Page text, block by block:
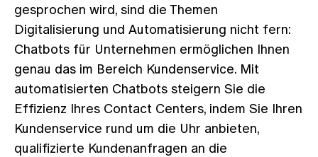
gesprochen wird, sind die Themen
Digitalisierung und Automatisierung nicht fern:
Chatbots für Unternehmen ermöglichen Ihnen
genau das im Bereich Kundenservice. Mit
automatisierten Chatbots steigern Sie die
Effizienz Ihres Contact Centers, indem Sie Ihren
Kundenservice rund um die Uhr anbieten,
qualifizierte Kundenanfragen an die